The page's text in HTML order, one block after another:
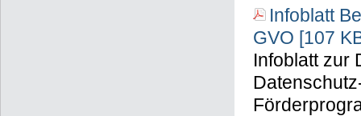
Infoblatt
GVO [107
Infoblatt zur